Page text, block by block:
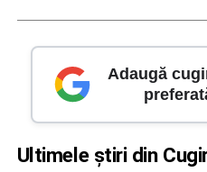
Adaugă
Ultimele știri din